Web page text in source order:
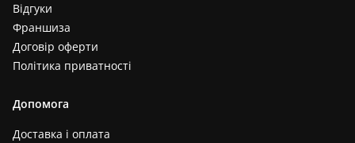
Відгуки
Франшиза
Договір оферти
Політика приватності
Допомога
Доставка і оплата